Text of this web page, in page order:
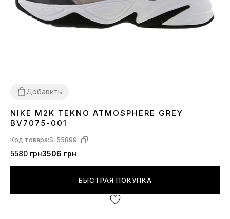
Добавить
36
NIKE M2K TEKNO ATMOSPHERE GREY
BV7075-001
Код товара:S-55899
5580 грн3506 грн
БЫСТРАЯ ПОКУПКА